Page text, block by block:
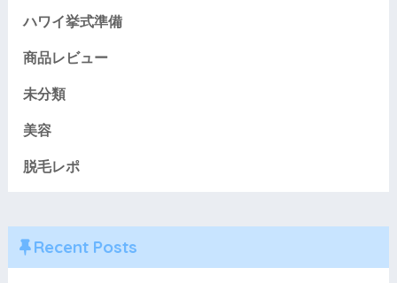
ハワイ挙式準備
商品レビュー
未分類
美容
脱毛レポ
Recent Posts